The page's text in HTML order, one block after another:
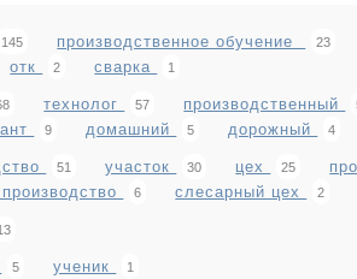
145 производственное обучение 23
отк 2 сварка 1
технолог 57 производственный
9 домашний 5 дорожный 4
51 участок 30 цех 25
6 слесарный цех 2
5 ученик 1